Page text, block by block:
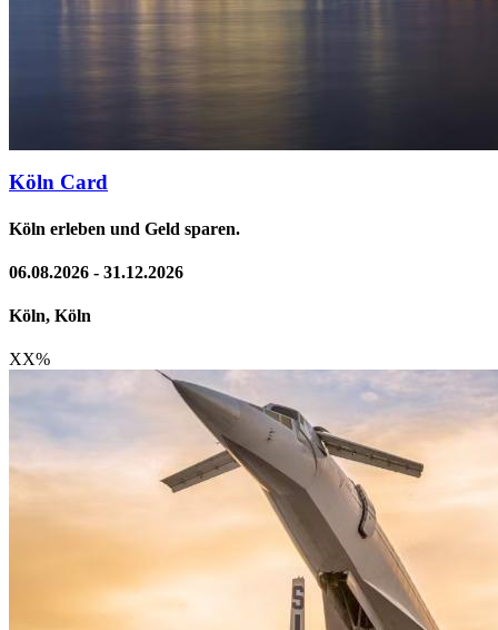
Köln Card
Köln erleben und Geld sparen.
06.08.2026 - 31.12.2026
Köln, Köln
XX%